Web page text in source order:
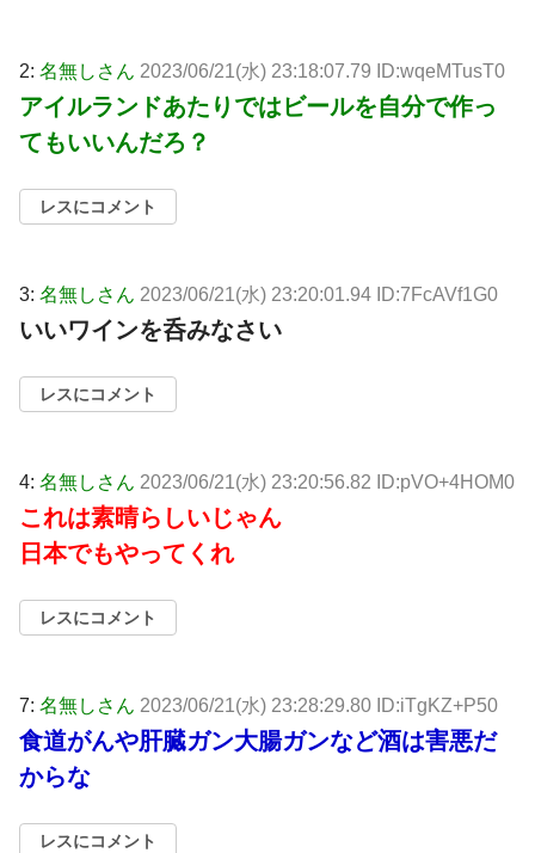
2: 名無しさん 2023/06/21(水) 23:18:07.79 ID:wqeMTusT0
アイルランドあたりではビールを自分で作っ
てもいいんだろ？
レスにコメント
3: 名無しさん 2023/06/21(水) 23:20:01.94 ID:7FcAVf1G0
いいワインを呑みなさい
レスにコメント
4: 名無しさん 2023/06/21(水) 23:20:56.82 ID:pVO+4HOM0
これは素晴らしいじゃん
日本でもやってくれ
レスにコメント
7: 名無しさん 2023/06/21(水) 23:28:29.80 ID:iTgKZ+P50
食道がんや肝臓ガン大腸ガンなど酒は害悪だ
からな
レスにコメント